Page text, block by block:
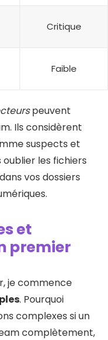
Critique
Faible
peuvent
Ils considèrent
suspects et
oublier les fichiers
vos dossiers
et
premier
je commence
. Pourquoi
complexes si un
complètement,